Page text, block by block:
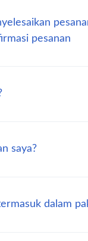
pesanan
saya?
dalam